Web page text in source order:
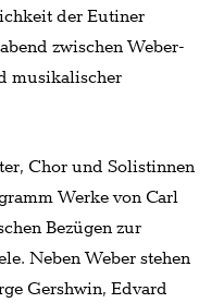
der Eutiner
zwischen Weber-
musikalischer
Chor und Solistinnen
Werke von Carl
Bezügen zur
Neben Weber stehen
Gershwin, Edvard